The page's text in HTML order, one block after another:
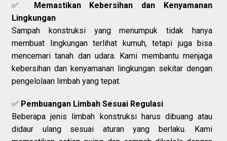
✅ Memastikan Kebersihan dan Kenyamanan
Lingkungan
Sampah konstruksi yang menumpuk tidak hanya
membuat lingkungan terlihat kumuh, tetapi juga bisa
mencemari tanah dan udara. Kami membantu menjaga
kebersihan dan kenyamanan lingkungan sekitar dengan
pengelolaan limbah yang tepat.
✅ Pembuangan Limbah Sesuai Regulasi
Beberapa jenis limbah konstruksi harus dibuang atau
didaur ulang sesuai aturan yang berlaku. Kami